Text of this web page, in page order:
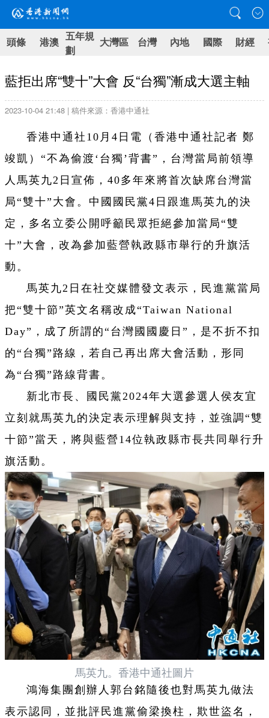
頭條 港澳 五年規
劃
大灣區 台灣 內地 國際 財經
藍拒出席“雙十”大會 反“台獨”漸成大選主軸
2023-10-04 21:48 | 稿件來源：香港中通社
香港中通社10月4日電（香港中通社記者 鄭
竣凱）“不為偷渡‘台獨’背書”，台灣當局前領導
人馬英九2日宣佈，40多年來將首次缺席台灣當
局“雙十”大會。中國國民黨4日跟進馬英九的決
定，多名立委公開呼籲民眾拒絕參加當局“雙
十”大會，改為參加藍營執政縣市舉行的升旗活
動。
馬英九2日在社交媒體發文表示，民進黨當局
把“雙十節”英文名稱改成“Taiwan National
Day”，成了所謂的“台灣國國慶日”，是不折不扣
的“台獨”路線，若自己再出席大會活動，形同
為“台獨”路線背書。
新北市長、國民黨2024年大選參選人侯友宜
立刻就馬英九的決定表示理解與支持，並強調“雙
十節”當天，將與藍營14位執政縣市長共同舉行升
旗活動。
馬英九。香港中通社圖片
鴻海集團創辦人郭台銘隨後也對馬英九做法
表示認同，並批評民進黨偷梁換柱，欺世盜名，